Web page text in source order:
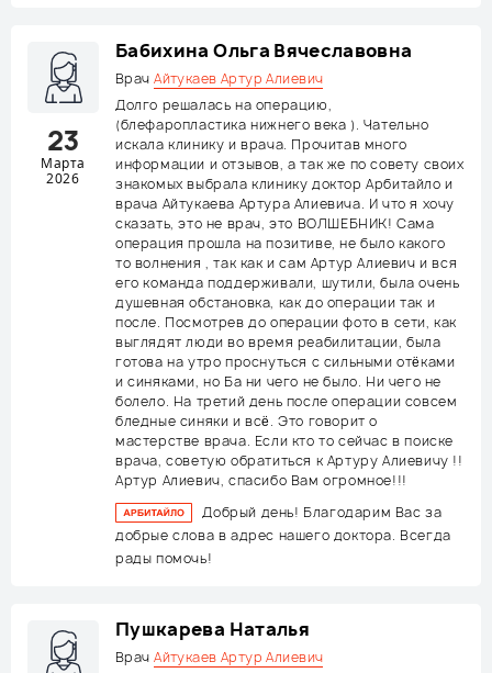
23
Марта
2026
Бабихина Ольга Вячеславовна
ВрачАйтукаев Артур Алиевич
Долго решалась на операцию,
(блефаропластика нижнего века ). Чательно
искала клинику и врача. Прочитав много
информации и отзывов, а так же по совету своих
знакомых выбрала клинику доктор Арбитайло и
врача Айтукаева Артура Алиевича. И что я хочу
сказать, это не врач, это ВОЛШЕБНИК! Сама
операция прошла на позитиве, не было какого
то волнения , так как и сам Артур Алиевич и вся
его команда поддерживали, шутили, была очень
душевная обстановка, как до операции так и
после. Посмотрев до операции фото в сети, как
выглядят люди во время реабилитации, была
готова на утро проснуться с сильными отëками
и синяками, но Ба ни чего не было. Ни чего не
болело. На третий день после операции совсем
бледные синяки и всë. Это говорит о
мастерстве врача. Если кто то сейчас в поиске
врача, советую обратиться к Артуру Алиевичу !!
Артур Алиевич, спасибо Вам огромное!!!
Добрый день! Благодарим Вас за
добрые слова в адрес нашего доктора. Всегда
рады помочь!
Пушкарева Наталья
ВрачАйтукаев Артур Алиевич